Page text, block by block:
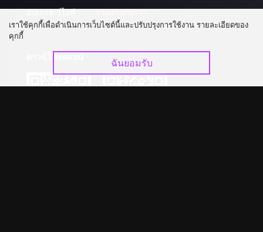
อัปเกรด วีไอพี
ร่วมงานกับเรา
เราใช้คุกกี้เพื่อดำเนินการเว็บไซต์นี้และปรับปรุงการใช้งาน รายละเอียดของ
คุกกี้
ฉันยอมรับ